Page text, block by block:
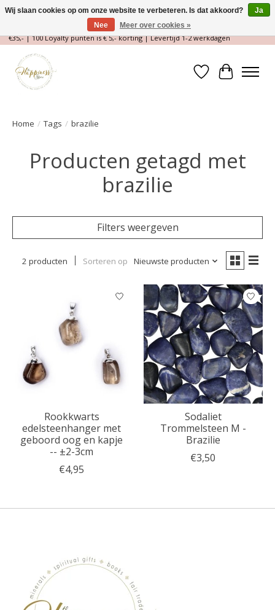
Magische Conceptstore, Edelstenen & Spirituele winkel | Gratis verzending >
€35,- | 100 Loyalty punten is € 5,- korting | Levertijd 1-2 werkdagen
Verlanglijst
Home / Tags / brazilie
Producten getagd met
brazilie
Filters weergeven
2 producten Sorteren op Nieuwste producten
Rookkwarts
edelsteenhanger met
geboord oog en kapje
-- ±2-3cm
€4,95
Sodaliet
Trommelsteen M -
Brazilie
€3,50
Wij slaan cookies op om onze website te verbeteren. Is dat akkoord?
Ja
Nee
Meer over cookies »